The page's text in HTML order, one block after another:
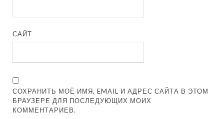
САЙТ
СОХРАНИТЬ МОЁ ИМЯ, EMAIL И АДРЕС САЙТА В ЭТОМ
БРАУЗЕРЕ ДЛЯ ПОСЛЕДУЮЩИХ МОИХ
КОММЕНТАРИЕВ.